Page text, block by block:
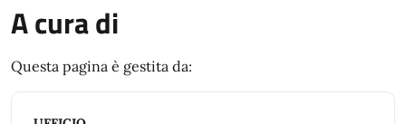
A cura di
Questa pagina è gestita da: